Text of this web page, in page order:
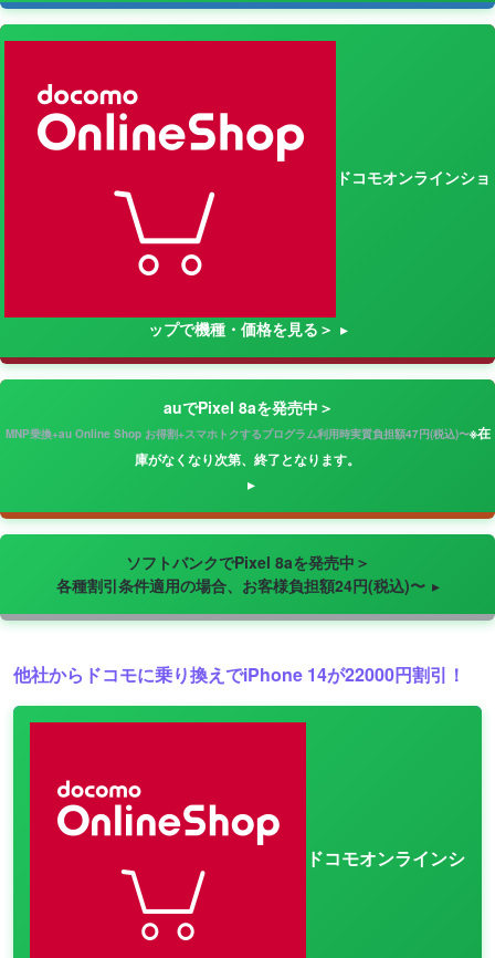
ドコモオンラインショ
ップで機種・価格を見る＞
auでPixel 8aを発売中＞
MNP乗換+au Online Shop お得割+スマホトクするプログラム利用時実質負担額47円(税込)〜※在
庫がなくなり次第、終了となります。
ソフトバンクでPixel 8aを発売中＞
各種割引条件適用の場合、お客様負担額24円(税込)〜
他社からドコモに乗り換えでiPhone 14が22000円割引！
ドコモオンラインシ